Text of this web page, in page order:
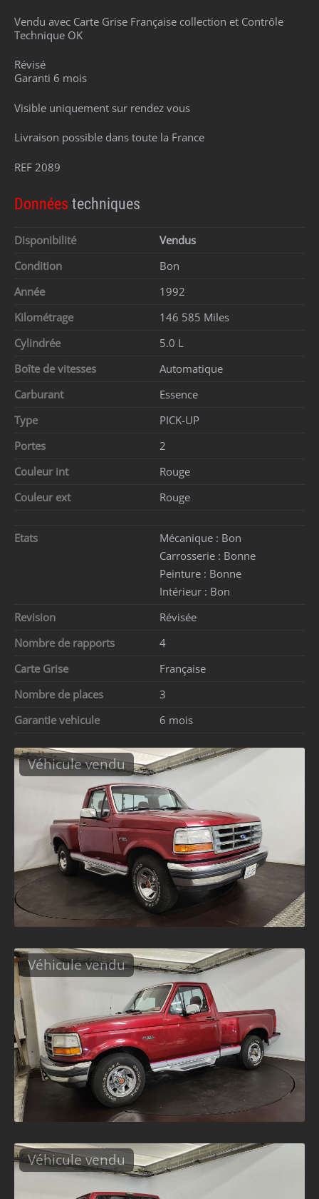
Vendu avec Carte Grise Française collection et Contrôle
Technique OK
Révisé
Garanti 6 mois
Visible uniquement sur rendez vous
Livraison possible dans toute la France
REF 2089
Données techniques
Disponibilité
Vendus
Condition
Bon
Année
1992
Kilométrage
146 585 Miles
Cylindrée
5.0 L
Boîte de vitesses
Automatique
Carburant
Essence
Type
PICK-UP
Portes
2
Couleur int
Rouge
Couleur ext
Rouge
Etats Mécanique : Bon
Carrosserie : Bonne
Peinture : Bonne
Intérieur : Bon
Revision
Révisée
Nombre de rapports
4
Carte Grise
Française
Nombre de places
3
Garantie vehicule
6 mois
Véhicule vendu
Véhicule vendu
Véhicule vendu